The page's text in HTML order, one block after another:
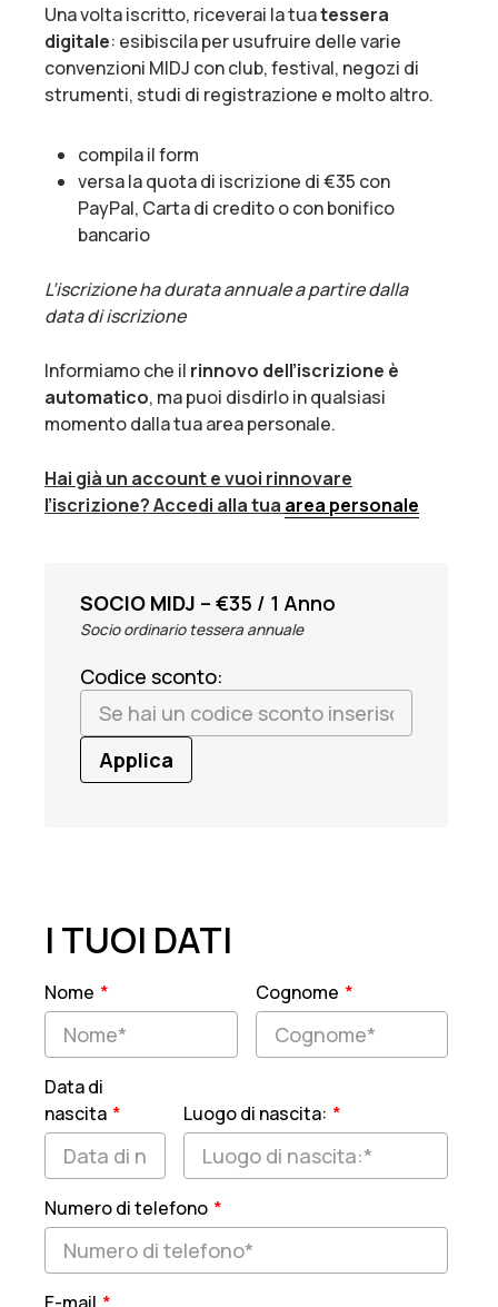
Una volta iscritto, riceverai la tuatessera
digitale: esibiscila per usufruire delle varie
convenzioni MIDJ con club, festival, negozi di
strumenti, studi di registrazione e molto altro.
compila il form
versa la quota di iscrizione di €35 con
PayPal, Carta di credito o con bonifico
bancario
L’iscrizione ha durata annuale a partire dalla
data di iscrizione
Informiamo che il rinnovo dell’iscrizione è
automatico, ma puoi disdirlo in qualsiasi
momento dalla tua area personale.
Hai già un account e vuoi rinnovare
l’iscrizione? Accedi alla tua area personale
SOCIO MIDJ – €35 / 1 Anno
Socio ordinario tessera annuale
Codice sconto:
I TUOI DATI
Nome * Cognome *
Data di
nascita * Luogo di nascita: *
Numero di telefono *